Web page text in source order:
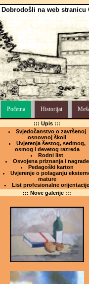
Dobrodošli na web
Početna Historijat
::: Upis :::
Svjedočanstvo o završenoj
osnovnoj školi
Uvjerenja šestog, sedmog,
osmog i devetog razreda
Rodni list
Osvojena priznanja i nagrade
Pedagoški karton
Uvjerenje o polaganju
mature
List profesionalne orijentacije
::: Nove galerije :::